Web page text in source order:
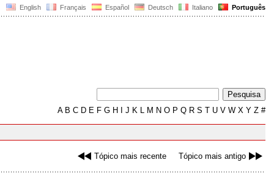
English Français Español Deutsch Italiano Português
AB C D E F G H J K L M N O P Q R S T U V W X Y Z #
Tópico mais recente Tópico mais antigo